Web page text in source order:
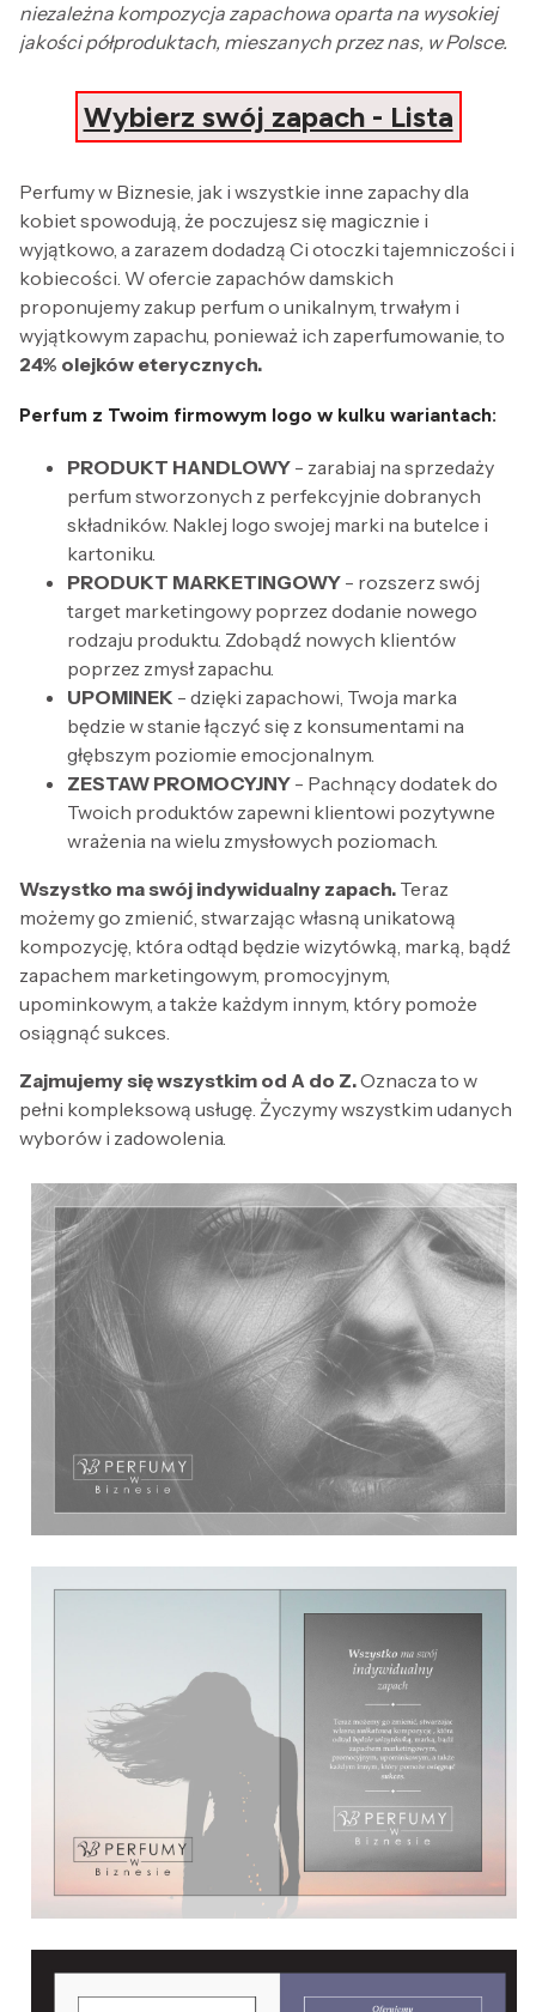
niezależna kompozycja zapachowa oparta na wysokiej
jakości półproduktach, mieszanych przez nas, w Polsce.
Wybierz swój zapach - Lista
Perfumy w Biznesie, jak i wszystkie inne zapachy dla
kobiet spowodują, że poczujesz się magicznie i
wyjątkowo, a zarazem dodadzą Ci otoczki tajemniczości i
kobiecości. W ofercie zapachów damskich
proponujemy zakup perfum o unikalnym, trwałym i
wyjątkowym zapachu, ponieważ ich zaperfumowanie, to
24% olejków eterycznych.
Perfum z Twoim firmowym logo w kulku wariantach:
PRODUKT HANDLOWY - zarabiaj na sprzedaży
perfum stworzonych z perfekcyjnie dobranych
składników. Naklej logo swojej marki na butelce i
kartoniku.
PRODUKT MARKETINGOWY - rozszerz swój
target marketingowy poprzez dodanie nowego
rodzaju produktu. Zdobądź nowych klientów
poprzez zmysł zapachu.
UPOMINEK - dzięki zapachowi, Twoja marka
będzie w stanie łączyć się z konsumentami na
głębszym poziomie emocjonalnym.
ZESTAW PROMOCYJNY - Pachnący dodatek do
Twoich produktów zapewni klientowi pozytywne
wrażenia na wielu zmysłowych poziomach.
Wszystko ma swój indywidualny zapach. Teraz
możemy go zmienić, stwarzając własną unikatową
kompozycję, która odtąd będzie wizytówką, marką, bądź
zapachem marketingowym, promocyjnym,
upominkowym, a także każdym innym, który pomoże
osiągnąć sukces.
Zajmujemy się wszystkim od A do Z.Oznacza to w
pełni kompleksową usługę. Życzymy wszystkim udanych
wyborów i zadowolenia.